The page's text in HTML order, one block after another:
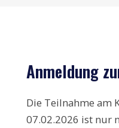
Anmeldung
Die Teilnahme am
07.02.2026 ist nur